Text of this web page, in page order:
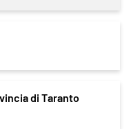
di Taranto